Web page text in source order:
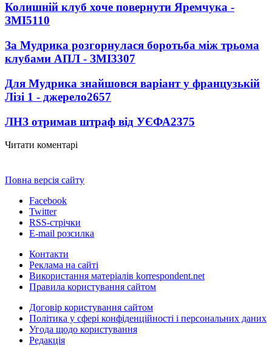
Колишній клуб хоче повернути Яремчука -
ЗМІ5110
За Мудрика розгорнулася боротьба між трьома
клубами АПЛ - ЗМІ3307
Для Мудрика знайшовся варіант у французькій
Лізі 1 - джерело2657
ЛНЗ отримав штраф від УЄФА2375
Читати коментарі
Повна версія сайту
Facebook
Twitter
RSS-стрічки
E-mail розсилка
Контакти
Реклама на сайті
Використання матеріалів korrespondent.net
Правила користування сайтом
Договір користування сайтом
Політика у сфері конфіденційності і персональних даних
Угода щодо користування
Редакція